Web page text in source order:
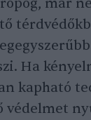
már
Ha
kapható
védelmet